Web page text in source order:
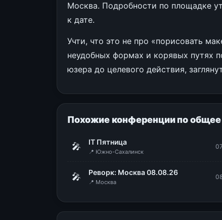
Москва. Подробности по площадке
к дате.
Учти, что это не про «порисовать
неудобных формах и корявых путях
юзера до целевого действия,
Похожие конференции по
🎤 IT Пятница
📍 Южно-Сахалинск
🎤 Реворк: Москва 08.08.26
📍 Москва